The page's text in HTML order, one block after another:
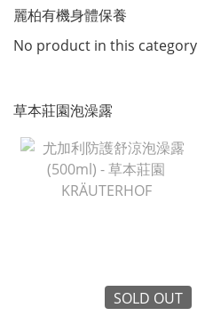
麗柏有機身體保養
No product in this category
草本莊園泡澡露
SOLD OUT